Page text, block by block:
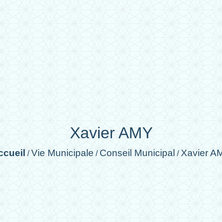
Xavier AMY
/Vie Municipale / Conseil Municipal / Xavier